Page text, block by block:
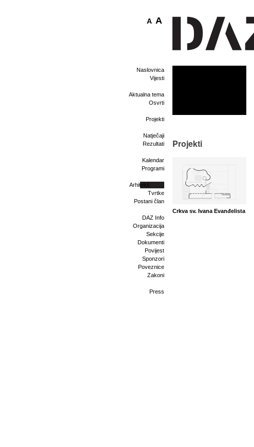
A A
Naslovnica
Vijesti
Aktualna tema
Osvrti
Projekti
Natječaji
Rezultati
Kalendar
Programi
Arhitekti
Tvrtke
Postani član
DAZ Info
Organizacija
Sekcije
Dokumenti
Povijest
Sponzori
Poveznice
Zakoni
Press
Projekti
Crkva sv. Ivana Evanđelista